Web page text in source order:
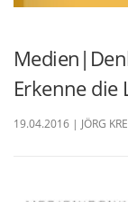
Erkenne die
19.04.2016 | JÖRG